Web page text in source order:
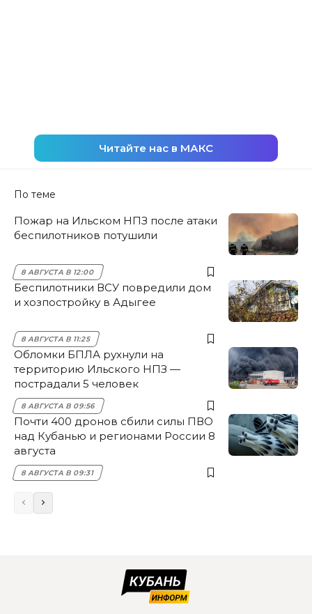
Читайте нас в МАКС
По теме
Пожар на Ильском НПЗ после атаки
беспилотников потушили
8 АВГУСТА В 12:00
Беспилотники ВСУ повредили дом
и хозпостройку в Адыгее
8 АВГУСТА В 11:25
Обломки БПЛА рухнули на
территорию Ильского НПЗ —
пострадали 5 человек
8 АВГУСТА В 09:56
Почти 400 дронов сбили силы ПВО
над Кубанью и регионами России 8
августа
8 АВГУСТА В 09:31